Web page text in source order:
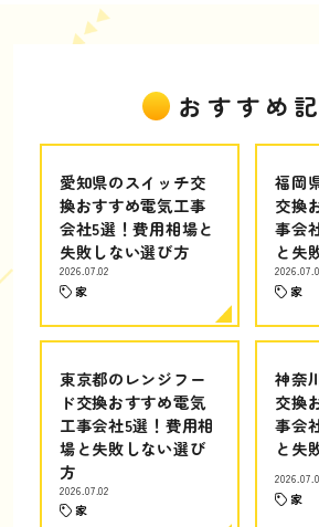
おすすめ
愛知県のスイッチ交
換おすすめ電気工事
会社5選！費用相場と
失敗しない選び方
2026.07.02
家
福岡
交換
事会
と失
家
東京都のレンジフー
ド交換おすすめ電気
工事会社5選！費用相
場と失敗しない選び
方
2026.07.02
家
神奈
交換
事会
と失
家